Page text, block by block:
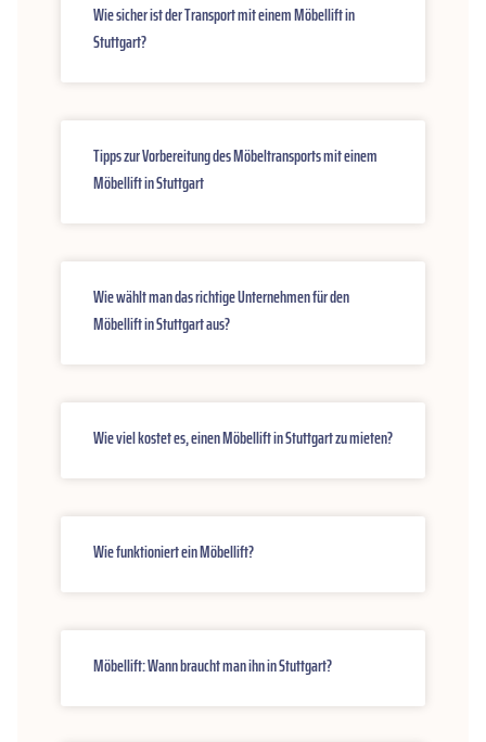
Wie sicher ist der Transport mit einem Möbellift in
Stuttgart?
Tipps zur Vorbereitung des Möbeltransports mit einem
Möbellift in Stuttgart
Wie wählt man das richtige Unternehmen für den
Möbellift in Stuttgart aus?
Wie viel kostet es, einen Möbellift in Stuttgart zu mieten?
Wie funktioniert ein Möbellift?
Möbellift: Wann braucht man ihn in Stuttgart?